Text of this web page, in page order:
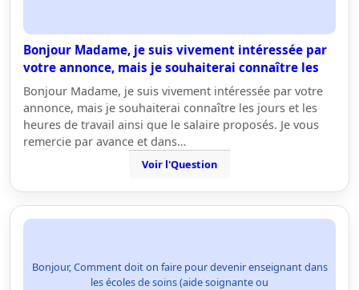
Bonjour Madame, je suis vivement intéressée par
votre annonce, mais je souhaiterai connaître les
Bonjour Madame, je suis vivement intéressée par votre
annonce, mais je souhaiterai connaître les jours et les
heures de travail ainsi que le salaire proposés. Je vous
remercie par avance et dans…
Voir l'Question
Bonjour, Comment doit on faire pour devenir enseignant dans
les écoles de soins (aide soignante ou